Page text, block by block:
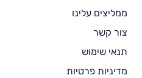
ממליצים עלינו
צור קשר
תנאי שימוש
מדיניות פרטיות